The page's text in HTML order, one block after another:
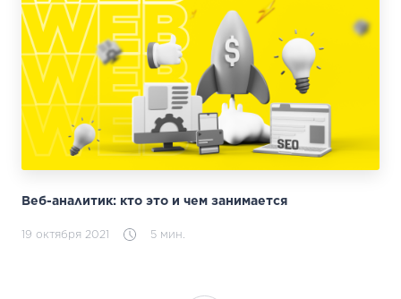
Веб-аналитик: кто это и чем занимается
19 октября 2021 5 мин.